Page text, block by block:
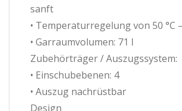
sanft
• Temperaturregelung von 50 °C
• Garraumvolumen: 71 l
Zubehörträger / Auszugssystem:
• Einschubebenen: 4
• Auszug nachrüstbar
Design